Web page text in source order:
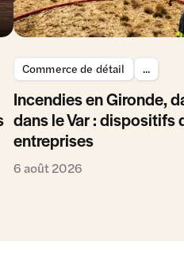
Commerce de détail ...
Incendies en Gironde,
dans le Var : dispositifs
entreprises
6 août 2026